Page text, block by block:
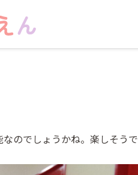
のでしょうかね。楽しそうで